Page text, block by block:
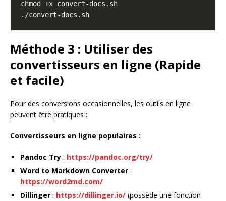
Méthode 3 : Utiliser des
convertisseurs en ligne (Rapide
et facile)
Pour des conversions occasionnelles, les outils en ligne
peuvent être pratiques :
Convertisseurs en ligne populaires :
Pandoc Try : https://pandoc.org/try/
Word to Markdown Converter :
https://word2md.com/
Dillinger : https://dillinger.io/ (possède une fonction